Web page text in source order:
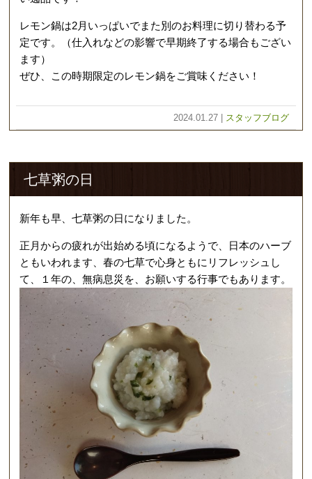
レモン鍋は2月いっぱいでまた別のお料理に切り替わる予
定です。（仕入れなどの影響で早期終了する場合もござい
ます）
ぜひ、この時期限定のレモン鍋をご賞味ください！
2024.01.27 | スタッフブログ
七草粥の日
新年も早、七草粥の日になりました。
正月からの疲れが出始める頃になるようで、日本のハーブ
ともいわれます、春の七草で心身ともにリフレッシュし
て、１年の、無病息災を、お願いする行事でもあります。